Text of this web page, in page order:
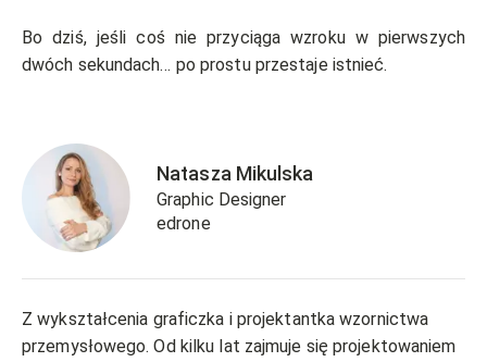
Bo dziś, jeśli coś nie przyciąga wzroku w pierwszych
dwóch sekundach… po prostu przestaje istnieć.
Natasza Mikulska
Graphic Designer
edrone
Z wykształcenia graficzka i projektantka wzornictwa
przemysłowego. Od kilku lat zajmuje się projektowaniem